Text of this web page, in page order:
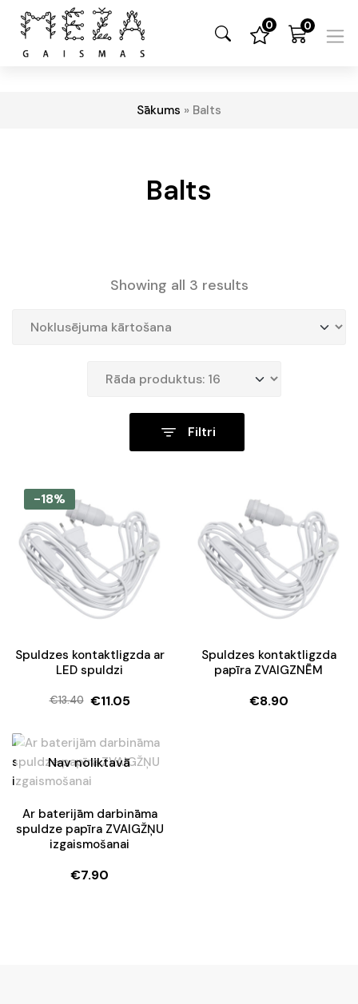
0 0
Sākums » Balts
Balts
Showing all 3 results
Filtri
-18%
Spuldzes kontaktligzda ar
LED spuldzi
€13.40
Original
was:
€13.40.
€11.05
Current
is:
€11.05.
Spuldzes kontaktligzda
papīra ZVAIGZNĒM
€8.90
Nav noliktavā
Ar baterijām darbināma
spuldze papīra ZVAIGŽŅU
izgaismošanai
€7.90